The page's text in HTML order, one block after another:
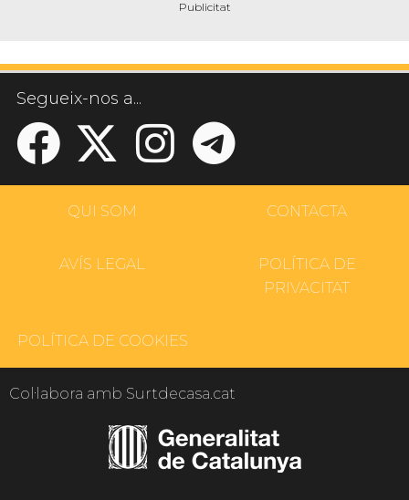
Segueix-nos a...
QUI SOM CONTACTA
AVÍS LEGAL
POLÍTICA DE
PRIVACITAT
POLÍTICA DE COOKIES
Col·labora amb Surtdecasa.cat